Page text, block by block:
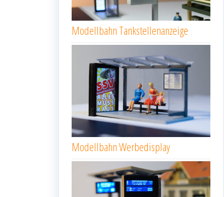
Modellbahn Tankstellenanzeige
Modellbahn Werbedisplay